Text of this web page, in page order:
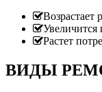
Возрастает
Увеличится
Растет
ВИДЫ